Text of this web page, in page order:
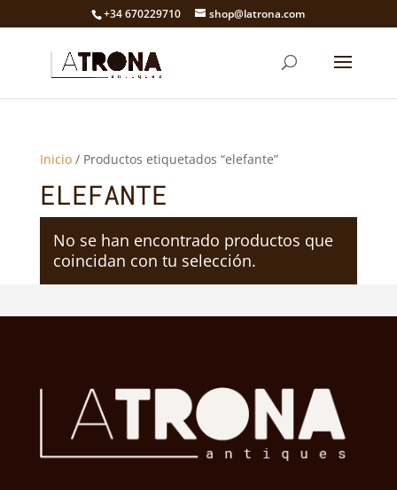
+34 670229710 shop@latrona.com
Inicio/ Productos etiquetados “elefante”
ELEFANTE
No se han encontrado productos que
coincidan con tu selección.